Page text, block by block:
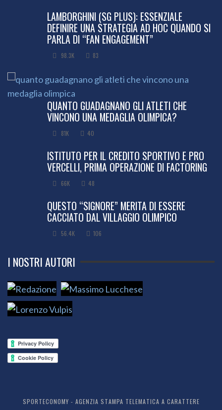
LAMBORGHINI (SG PLUS): ESSENZIALE
DEFINIRE UNA STRATEGIA AD HOC QUANDO SI
PARLA DI “FAN ENGAGEMENT”
98.3K 83
QUANTO GUADAGNANO GLI ATLETI CHE
VINCONO UNA MEDAGLIA OLIMPICA?
81K 40
ISTITUTO PER IL CREDITO SPORTIVO E PRO
VERCELLI, PRIMA OPERAZIONE DI FACTORING
66K 48
QUESTO “SIGNORE” MERITA DI ESSERE
CACCIATO DAL VILLAGGIO OLIMPICO
56.4K 106
I NOSTRI AUTORI
SPORTECONOMY - AGENZIA STAMPA TELEMATICA A CARATTERE